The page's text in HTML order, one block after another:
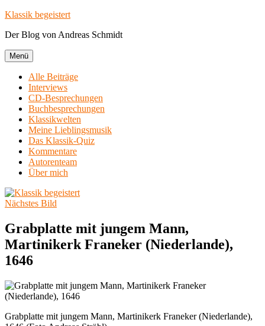
Zum
springen
Klassik begeistert
Der Blog von Andreas Schmidt
Menü
Alle Beiträge
Interviews
CD-Besprechungen
Buchbesprechungen
Klassikwelten
Meine Lieblingsmusik
Das Klassik-Quiz
Kommentare
Autorenteam
Über mich
Nächstes Bild
Grabplatte mit jungem Mann,
Martinikerk Franeker (Niederlande),
1646
Grabplatte mit jungem Mann, Martinikerk Franeker (Niederlande),